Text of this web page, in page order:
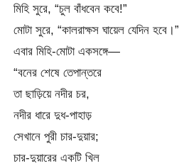
মিহি সুরে, “চুল বাঁধবেন কবে!”
মোটা সুরে, “কালরাক্ষস ঘায়েল যেদিন হবে।”
এবার মিহি-মোটা একসঙ্গে—
“বনের শেষে তেপান্তরে
তা ছাড়িয়ে নদীর চর,
নদীর ধারে দুধ-পাহাড়
সেখানে পুরী চার-দুয়ার;
চার-দুয়ারের একটি খিল